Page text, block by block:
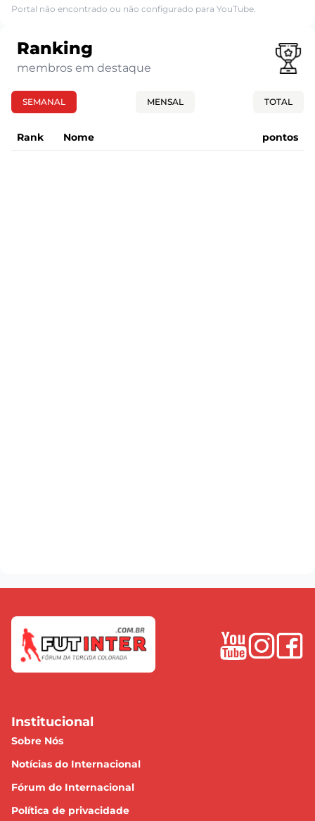
Portal não encontrado ou não configurado para YouTube.
Ranking
membros em destaque
SEMANAL MENSAL TOTAL
Rank Nome pontos
Institucional
Sobre Nós
Notícias do Internacional
Fórum do Internacional
Política de privacidade